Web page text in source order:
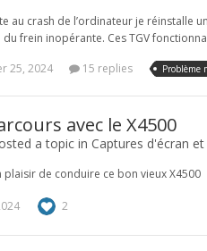
au crash de l’ordinateur je réinstalle
frein inopérante. Ces TGV
25, 2024
15 replies Problème
avec le X4500
a topic in Captures d'écran
plaisir de conduire ce bon vieux X4500
2